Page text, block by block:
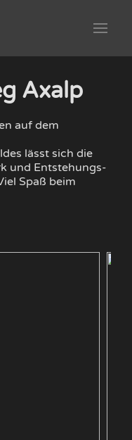
Axalp
auf dem
lässt sich die
und Entstehungs-
Spaß beim